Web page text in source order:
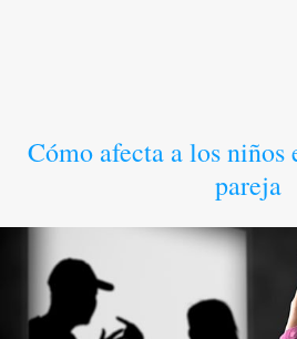
Cómo afecta a los
pareja